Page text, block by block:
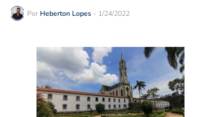
Por Heberton Lopes - 1/24/2022